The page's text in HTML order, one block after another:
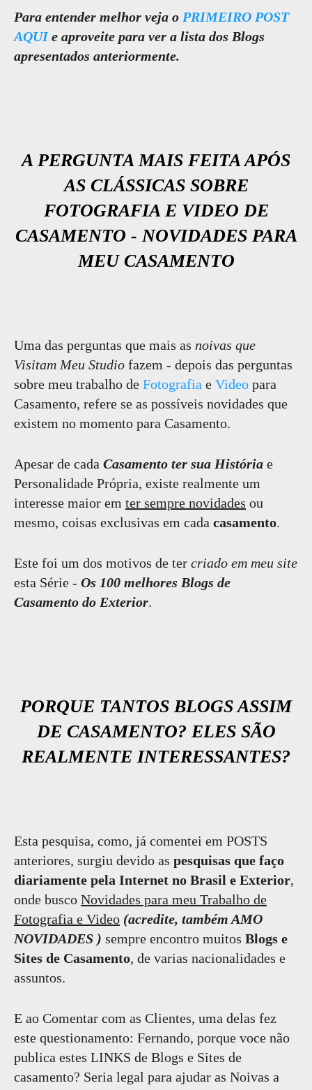
Para entender melhor veja o PRIMEIRO POST
AQUIe aproveite para ver a lista dos Blogs
apresentados anteriormente.
A PERGUNTA MAIS FEITA APÓS
AS CLÁSSICAS SOBRE
FOTOGRAFIA E VIDEO DE
CASAMENTO - NOVIDADES PARA
MEU CASAMENTO
Uma das perguntas que mais as noivas que
Visitam Meu Studio fazem - depois das perguntas
sobre meu trabalho de Fotografia e Video para
Casamento, refere se as possíveis novidades que
existem no momento para Casamento.
Apesar de cada Casamento ter sua História e
Personalidade Própria, existe realmente um
interesse maior em ter sempre novidades ou
mesmo, coisas exclusivas em cada casamento.
Este foi um dos motivos de ter criado em meu site
esta Série - Os 100 melhores Blogs de
Casamento do Exterior.
PORQUE TANTOS BLOGS ASSIM
DE CASAMENTO? ELES SÃO
REALMENTE INTERESSANTES?
Esta pesquisa, como, já comentei em POSTS
anteriores, surgiu devido as pesquisas que faço
diariamente pela Internet no Brasil e Exterior,
onde busco Novidades para meu Trabalho de
Fotografia e Video (acredite, também AMO
NOVIDADES ) sempre encontro muitos Blogs e
Sites de Casamento, de varias nacionalidades e
assuntos.
E ao Comentar com as Clientes, uma delas fez
este questionamento: Fernando, porque voce não
publica estes LINKS de Blogs e Sites de
casamento? Seria legal para ajudar as Noivas a